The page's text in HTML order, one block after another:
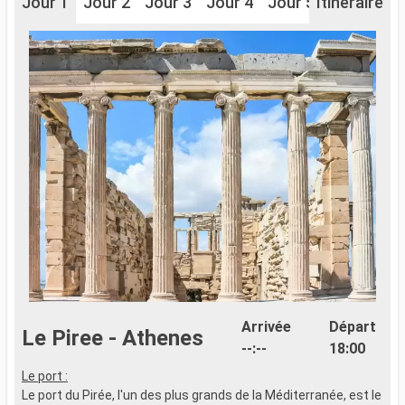
Le Piree - Athenes
Arrivée
--:--
Départ
18:00
Le port :
Le port du Pirée, l'un des plus grands de la Méditerranée, est le